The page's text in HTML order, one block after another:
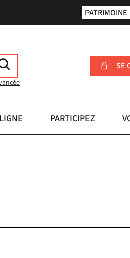
PATRIMOINE
SE
PARTICIPEZ